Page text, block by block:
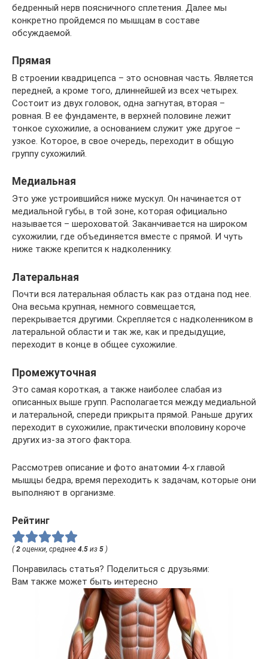
бедренный нерв поясничного сплетения. Далее мы
конкретно пройдемся по мышцам в составе
обсуждаемой.
Прямая
В строении квадрицепса – это основная часть. Является
передней, а кроме того, длиннейшей из всех четырех.
Состоит из двух головок, одна загнутая, вторая –
ровная. В ее фундаменте, в верхней половине лежит
тонкое сухожилие, а основанием служит уже другое –
узкое. Которое, в свое очередь, переходит в общую
группу сухожилий.
Медиальная
Это уже устроившийся ниже мускул. Он начинается от
медиальной губы, в той зоне, которая официально
называется – шероховатой. Заканчивается на широком
сухожилии, где объединяется вместе с прямой. И чуть
ниже также крепится к надколеннику.
Латеральная
Почти вся латеральная область как раз отдана под нее.
Она весьма крупная, немного совмещается,
перекрывается другими. Скрепляется с надколенником в
латеральной области и так же, как и предыдущие,
переходит в конце в общее сухожилие.
Промежуточная
Это самая короткая, а также наиболее слабая из
описанных выше групп. Располагается между медиальной
и латеральной, спереди прикрыта прямой. Раньше других
переходит в сухожилие, практически вполовину короче
других из-за этого фактора.
Рассмотрев описание и фото анатомии 4-х главой
мышцы бедра, время переходить к задачам, которые они
выполняют в организме.
Рейтинг
( 2 оценки, среднее 4.5 из 5 )
Понравилась статья? Поделиться с друзьями:
Вам также может быть интересно